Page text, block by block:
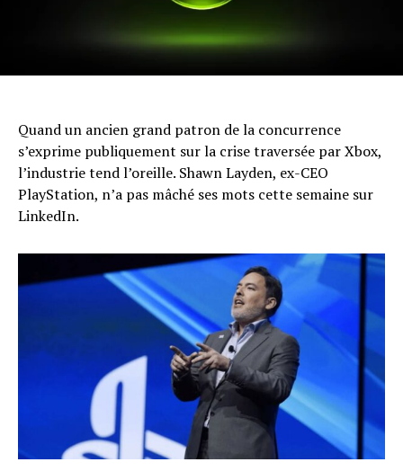
Quand un ancien grand patron de la concurrence
s’exprime publiquement sur la crise traversée par Xbox,
l’industrie tend l’oreille. Shawn Layden, ex-CEO
PlayStation, n’a pas mâché ses mots cette semaine sur
LinkedIn.